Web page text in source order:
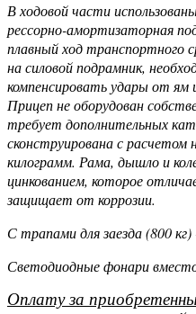
В ходовой части
рессорно-амортизаторная
плавный ход транспортного
на силовой подрамник,
компенсировать удары от ям
Прицеп не оборудован
требует дополнительных
сконструирована с расчетом
килограмм. Рама, дышло и
цинкованием, которое
защищает от коррозии.
С трапами для заезда (800
Светодиодные фонари
Оплату за